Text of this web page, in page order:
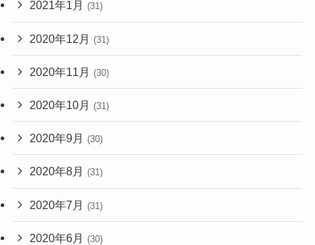
2021年1月 (31)
2020年12月 (31)
2020年11月 (30)
2020年10月 (31)
2020年9月 (30)
2020年8月 (31)
2020年7月 (31)
2020年6月 (30)